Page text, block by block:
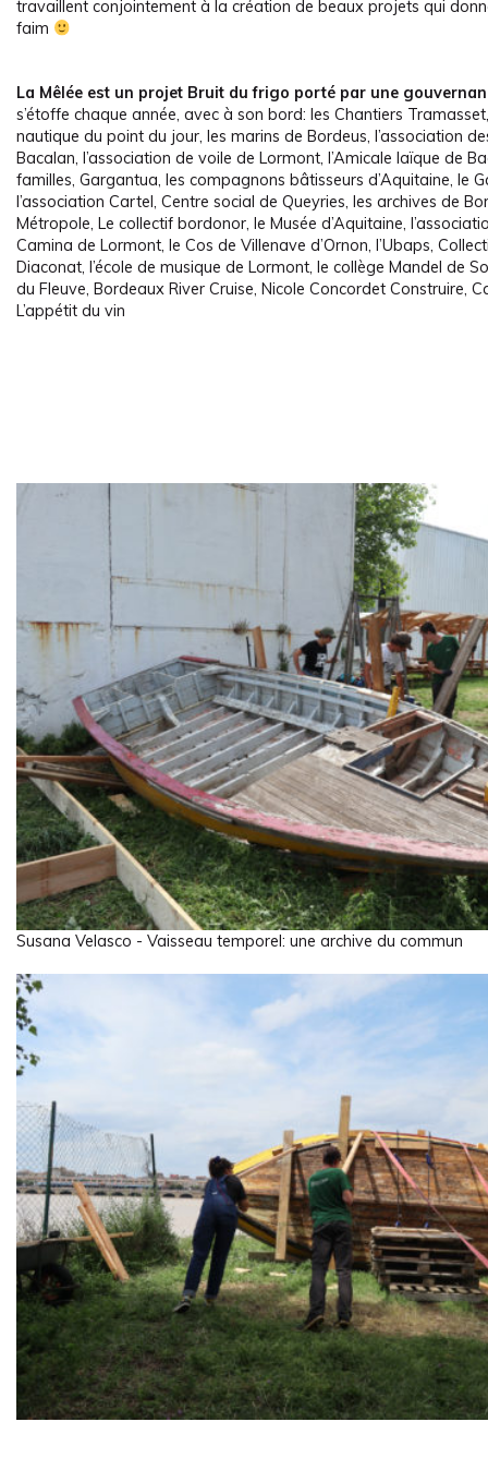
travaillent conjointement à la création de beaux projets qui
faim
La Mêlée est un projet Bruit du frigo porté par une
s’étoffe chaque année, avec à son bord: les Chantiers
nautique du point du jour, les marins de Bordeus, l’association
Bacalan, l’association de voile de Lormont, l’Amicale laïque de
familles, Gargantua, les compagnons bâtisseurs d’Aquitaine, le
l’association Cartel, Centre social de Queyries, les archives de
Métropole, Le collectif bordonor, le Musée d’Aquitaine,
Camina de Lormont, le Cos de Villenave d’Ornon, l’Ubaps,
Diaconat, l’école de musique de Lormont, le collège Mandel de
du Fleuve, Bordeaux River Cruise, Nicole Concordet Construire,
L’appétit du vin
Susana Velasco - Vaisseau temporel: une archive du commun